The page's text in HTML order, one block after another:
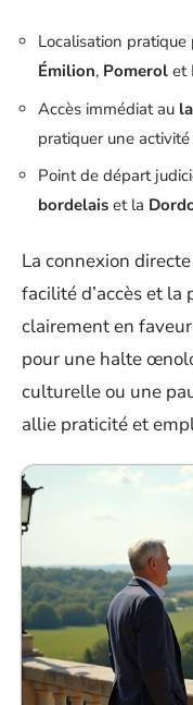
Localisation
Émilion, Pomerol et
Accès immédiat au
pratiquer une
Point de départ
bordelais et la
La connexion
facilité d’accès et
clairement en
pour une halte
culturelle ou une
allie praticité et